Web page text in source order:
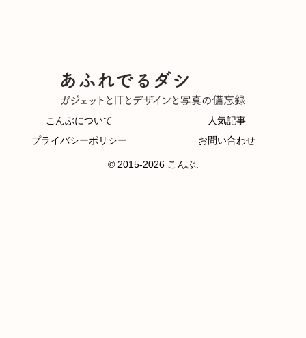
こんぶについて
人気記事
プライバシーポリシー
お問い合わせ
© 2015-2026 こんぶ.